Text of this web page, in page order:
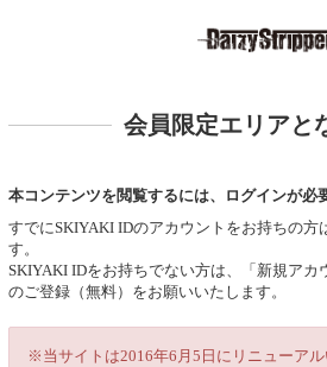
会員限定エリアと
本コンテンツを閲覧するには、ログインが必
すでにSKIYAKI IDのアカウントをお持ちの方
す。
SKIYAKI IDをお持ちでない方は、「新規アカ
のご登録（無料）をお願いいたします。
※当サイトは2016年6月5日にリニューアル